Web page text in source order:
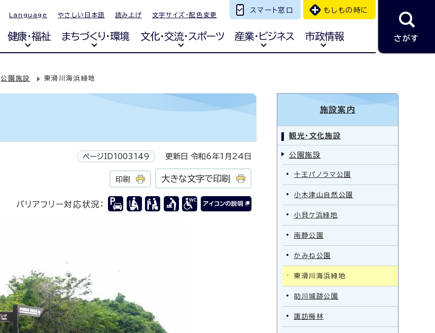
Language やさしい日本語 読み上げ 文字サイズ・配色変更
スマート窓口 もしもの時に
健康・福祉 まちづくり・環境 文化・交流・スポーツ 産業・ビジネス 市政情報 さがす
公園施設 東滑川海浜緑地
ページID1003149 更新日 令和6年1月24日
印刷 大きな文字で印刷
バリアフリー対応状況：
施設案内
観光・文化施設
公園施設
十王パノラマ公園
小木津山自然公園
小貝ケ浜緑地
南静公園
かみね公園
東滑川海浜緑地
助川城跡公園
諏訪梅林